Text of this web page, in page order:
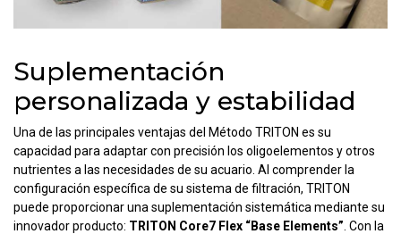
Suplementación
personalizada y estabilidad
Una de las principales ventajas del Método TRITON es su
capacidad para adaptar con precisión los oligoelementos y otros
nutrientes a las necesidades de su acuario. Al comprender la
configuración específica de su sistema de filtración, TRITON
puede proporcionar una suplementación sistemática mediante su
innovador producto: TRITON Core7 Flex “Base Elements” . Con la